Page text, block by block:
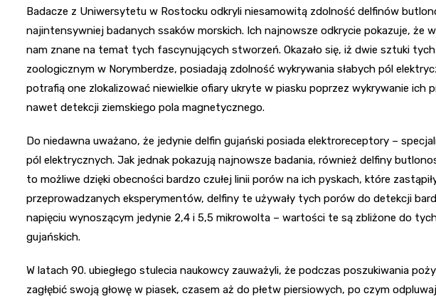
Badacze z Uniwersytetu w Rostocku odkryli niesamowitą zdolność delfinów
najintensywniej badanych ssaków morskich. Ich najnowsze odkrycie pokazuje, że
nam znane na temat tych fascynujących stworzeń. Okazało się, iż dwie sztuki
zoologicznym w Norymberdze, posiadają zdolność wykrywania słabych pól
potrafią one zlokalizować niewielkie ofiary ukryte w piasku poprzez wykrywanie ich
nawet detekcji ziemskiego pola magnetycznego.
Do niedawna uważano, że jedynie delfin gujański posiada elektroreceptory –
pól elektrycznych. Jak jednak pokazują najnowsze badania, również delfiny
to możliwe dzięki obecności bardzo czułej linii porów na ich pyskach, które
przeprowadzanych eksperymentów, delfiny te używały tych porów do detekcji
napięciu wynoszącym jedynie 2,4 i 5,5 mikrowolta – wartości te są zbliżone do
gujańskich.
W latach 90. ubiegłego stulecia naukowcy zauważyli, że podczas poszukiwania
zagłębić swoją głowę w piasek, czasem aż do płetw piersiowych, po czym